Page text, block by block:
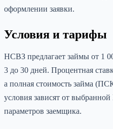
оформлении заявки.
Условия и тарифы
НСВЗ предлагает займы от 1
3 до 30 дней. Процентная
а полная стоимость займа
условия зависят от
параметров заемщика.